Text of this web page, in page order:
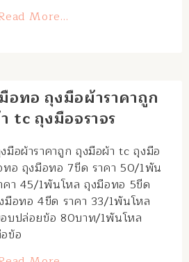
More…
อทอ ถุงมือผ้าราคาถูก
tc ถุงมือจราจร
มือผ้าราคาถูก ถุงมือผ้า tc ถุงมือ
ทอ ถุงมือทอ 7ขีด ราคา 50/1พัน
า 45/1พันโหล ถุงมือทอ 5ขีด
อทอ 4ขีด ราคา 33/1พันโหล
บปล่อยข้อ 80บาท/1พันโหล
ข้อ